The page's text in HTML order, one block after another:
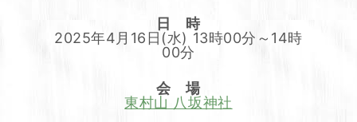
日 時
2025年4月16日(水) 13時00分～14時
00分
会 場
東村山 八坂神社